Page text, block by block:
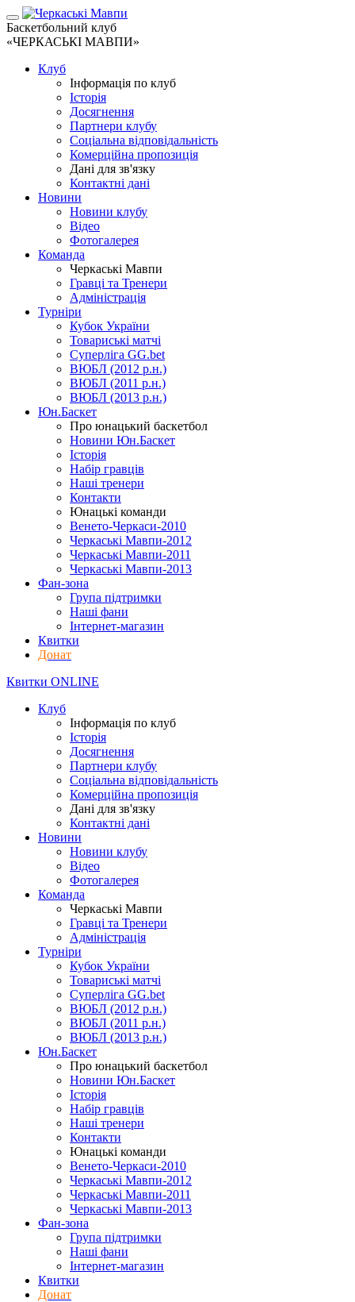
Баскетбольний клуб
«ЧЕРКАСЬКІ МАВПИ»
Клуб
Інформація по клуб
Історія
Досягнення
Партнери клубу
Соціальна відповідальність
Комерційна пропозиція
Дані для зв'язку
Контактні дані
Новини
Новини клубу
Відео
Фотогалерея
Команда
Черкаські Мавпи
Гравці та Тренери
Адміністрація
Турніри
Кубок України
Товариські матчі
Суперліга GG.bet
ВЮБЛ (2012 р.н.)
ВЮБЛ (2011 р.н.)
ВЮБЛ (2013 р.н.)
Юн.Баскет
Про юнацький баскетбол
Новини Юн.Баскет
Історія
Набір гравців
Наші тренери
Контакти
Юнацькі команди
Венето-Черкаси-2010
Черкаські Мавпи-2012
Черкаські Мавпи-2011
Черкаські Мавпи-2013
Фан-зона
Група підтримки
Наші фани
Інтернет-магазин
Квитки
Донат
Квитки ONLINE
Клуб
Інформація по клуб
Історія
Досягнення
Партнери клубу
Соціальна відповідальність
Комерційна пропозиція
Дані для зв'язку
Контактні дані
Новини
Новини клубу
Відео
Фотогалерея
Команда
Черкаські Мавпи
Гравці та Тренери
Адміністрація
Турніри
Кубок України
Товариські матчі
Суперліга GG.bet
ВЮБЛ (2012 р.н.)
ВЮБЛ (2011 р.н.)
ВЮБЛ (2013 р.н.)
Юн.Баскет
Про юнацький баскетбол
Новини Юн.Баскет
Історія
Набір гравців
Наші тренери
Контакти
Юнацькі команди
Венето-Черкаси-2010
Черкаські Мавпи-2012
Черкаські Мавпи-2011
Черкаські Мавпи-2013
Фан-зона
Група підтримки
Наші фани
Інтернет-магазин
Квитки
Донат